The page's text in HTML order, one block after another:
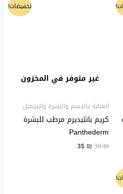
تخفيضات!
غير متوفر في المخزون
العناية بالجسم والبشرة والتجميل
كريم بانثيديرم مرطب للبشرة
Panthederm
38₪
35 ₪